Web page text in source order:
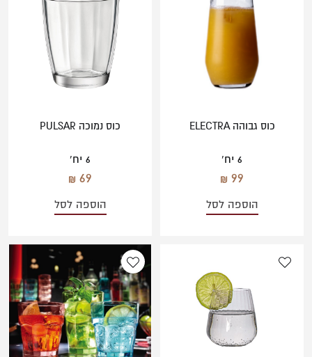
כוס גבוהה ELECTRA
6 יח'
99
הוספה לסל
כוס נמוכה PULSAR
6 יח'
69
הוספה לסל